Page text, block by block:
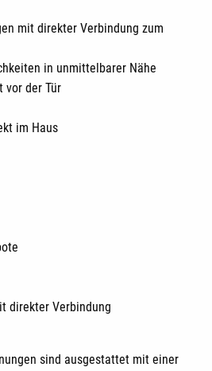
mit direkter Verbindung zum
in unmittelbarer Nähe
vor der Tür
im Haus
direkter Verbindung
sind ausgestattet mit einer